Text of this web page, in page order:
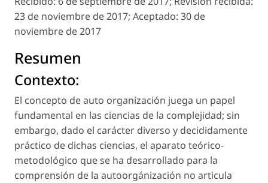
23 de noviembre de 2017; Aceptado: 30 de
noviembre de 2017
Resumen
Contexto:
El concepto de auto organización juega un papel
fundamental en las ciencias de la complejidad; sin
embargo, dado el carácter diverso y decididamente
práctico de dichas ciencias, el aparato teórico-
metodológico que se ha desarrollado para la
comprensión de la autoorgánización no articula